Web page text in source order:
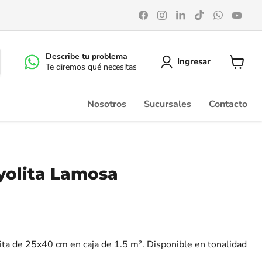
Encuéntrenos
en
Facebook
Encuéntrenos
en
Instagram
Encuéntrenos
en
LinkedIn
Encuéntrenos
en
TikTok
en
Describe tu problema
Te diremos qué necesitas
Ingresar
Nosotros Sucursales Contacto
Lamosa
de 25x40 cm en caja de 1.5 m². Disponible en tonalidad